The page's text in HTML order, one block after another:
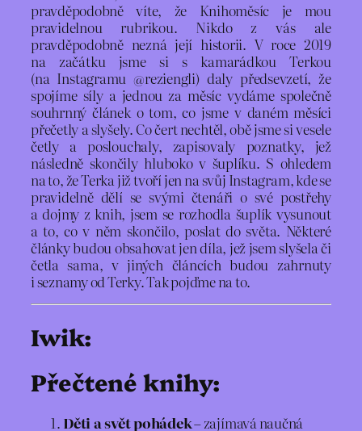
pravděpodobně víte, že Knihoměsíc je mou
pravidelnou rubrikou. Nikdo z vás ale
pravděpodobně nezná její historii. V roce 2019
na začátku jsme si s kamarádkou Terkou
(na Instagramu @reziengli) daly předsevzetí, že
spojíme síly a jednou za měsíc vydáme společně
souhrnný článek o tom, co jsme v daném měsíci
přečetly a slyšely. Co čert nechtěl, obě jsme si vesele
četly a poslouchaly, zapisovaly poznatky, jež
následně skončily hluboko v šuplíku. S ohledem
na to, že Terka již tvoří jen na svůj Instagram, kde se
pravidelně dělí se svými čtenáři o své postřehy
a dojmy z knih, jsem se rozhodla šuplík vysunout
a to, co v něm skončilo, poslat do světa. Některé
články budou obsahovat jen díla, jež jsem slyšela či
četla sama, v jiných článcích budou zahrnuty
i seznamy od Terky. Tak pojďme na to.
Iwik:
Přečtené knihy:
Děti a svět pohádek– zajímavá naučná